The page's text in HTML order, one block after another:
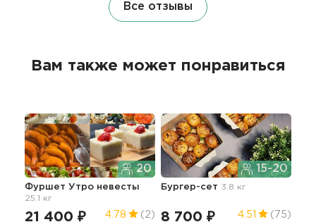
Все отзывы
Вам также может понравиться
20
Фуршет Утро невесты
25.1 кг
21 400 ₽ 4.78 (2)
15-20
Бургер-сет 3.8 кг
8 700 ₽ 4.51 (75)